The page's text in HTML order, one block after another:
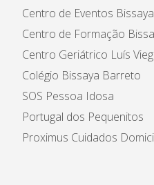
Centro de Eventos
Centro de Formação
Centro Geriátrico Luís
Colégio Bissaya Barreto
SOS Pessoa Idosa
Portugal dos Pequenitos
Proximus Cuidados